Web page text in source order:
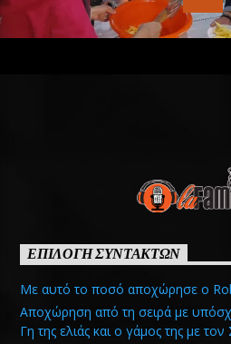
ΕΠΙΛΟΓΗ ΣΥΝΤΑΚΤΩΝ
Με αυτό το ποσό αποχώρησε ο
Αποχώρηση από τη σειρά με
Γη της ελιάς και ο γάμος της με τον